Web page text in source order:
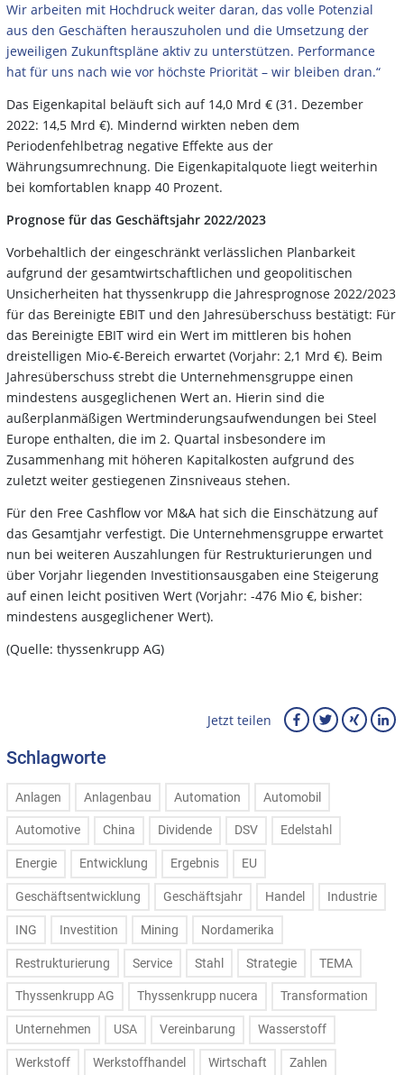
Wir arbeiten mit Hochdruck weiter daran, das volle Potenzial
aus den Geschäften herauszuholen und die Umsetzung der
jeweiligen Zukunftspläne aktiv zu unterstützen. Performance
hat für uns nach wie vor höchste Priorität – wir bleiben dran.“
Das Eigenkapital beläuft sich auf 14,0 Mrd € (31. Dezember
2022: 14,5 Mrd €). Mindernd wirkten neben dem
Periodenfehlbetrag negative Effekte aus der
Währungsumrechnung. Die Eigenkapitalquote liegt weiterhin
bei komfortablen knapp 40 Prozent.
Prognose für das Geschäftsjahr 2022/2023
Vorbehaltlich der eingeschränkt verlässlichen Planbarkeit
aufgrund der gesamtwirtschaftlichen und geopolitischen
Unsicherheiten hat thyssenkrupp die Jahresprognose 2022/2023
für das Bereinigte EBIT und den Jahresüberschuss bestätigt: Für
das Bereinigte EBIT wird ein Wert im mittleren bis hohen
dreistelligen Mio-€-Bereich erwartet (Vorjahr: 2,1 Mrd €). Beim
Jahresüberschuss strebt die Unternehmensgruppe einen
mindestens ausgeglichenen Wert an. Hierin sind die
außerplanmäßigen Wertminderungsaufwendungen bei Steel
Europe enthalten, die im 2. Quartal insbesondere im
Zusammenhang mit höheren Kapitalkosten aufgrund des
zuletzt weiter gestiegenen Zinsniveaus stehen.
Für den Free Cashflow vor M&A hat sich die Einschätzung auf
das Gesamtjahr verfestigt. Die Unternehmensgruppe erwartet
nun bei weiteren Auszahlungen für Restrukturierungen und
über Vorjahr liegenden Investitionsausgaben eine Steigerung
auf einen leicht positiven Wert (Vorjahr: -476 Mio €, bisher:
mindestens ausgeglichener Wert).
(Quelle: thyssenkrupp AG)
Jetzt teilen
Schlagworte
Anlagen Anlagenbau Automation Automobil
Automotive China Dividende DSV Edelstahl
Energie Entwicklung Ergebnis EU
Geschäftsentwicklung Geschäftsjahr Handel Industrie
ING Investition Mining Nordamerika
Restrukturierung Service Stahl Strategie TEMA
Thyssenkrupp AG Thyssenkrupp nucera Transformation
Unternehmen USA Vereinbarung Wasserstoff
Werkstoff Werkstoffhandel Wirtschaft Zahlen